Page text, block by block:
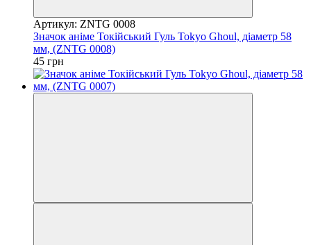
Артикул: ZNTG 0008
Значок аніме Токійський Гуль Tokyo Ghoul, діаметр 58
мм, (ZNTG 0008)
45 грн